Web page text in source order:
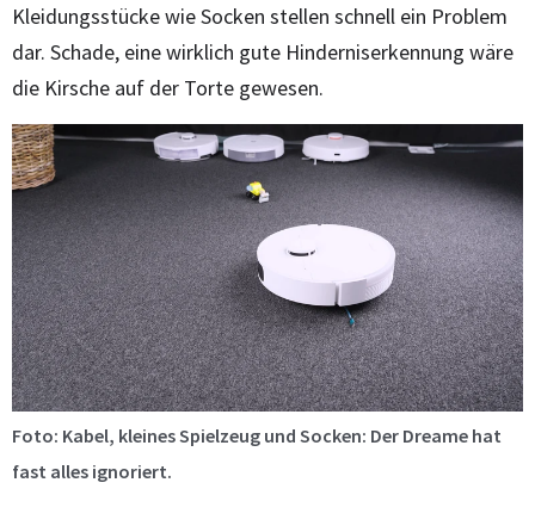
Kleidungsstücke wie Socken stellen schnell ein Problem
dar. Schade, eine wirklich gute Hinderniserkennung wäre
die Kirsche auf der Torte gewesen.
Foto: Kabel, kleines Spielzeug und Socken: Der Dreame hat
fast alles ignoriert.